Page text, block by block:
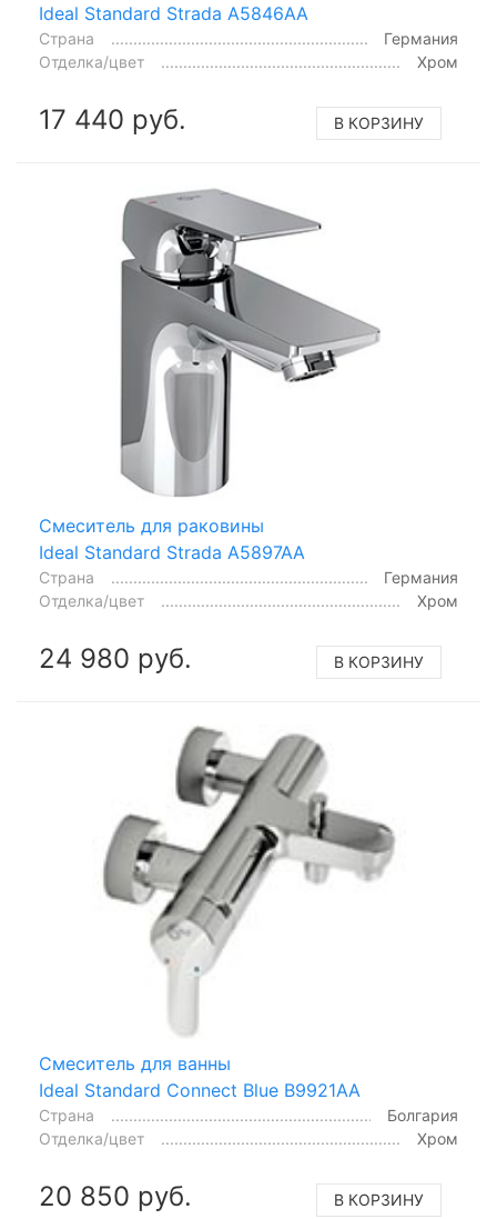
Ideal Standard Strada A5846AA
Страна
Германия
Отделка/цвет
Хром
17 440 руб. В КОРЗИНУ
Смеситель для раковины
Ideal Standard Strada A5897AA
Страна
Германия
Отделка/цвет
Хром
24 980 руб. В КОРЗИНУ
Смеситель для ванны
Ideal Standard Connect Blue B9921AA
Страна
Болгария
Отделка/цвет
Хром
20 850 руб. В КОРЗИНУ